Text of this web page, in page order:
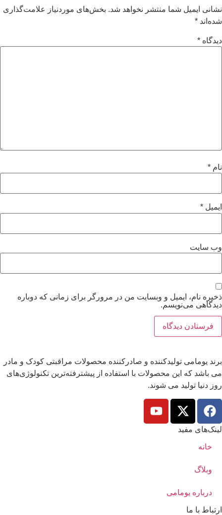
نشانی ایمیل شما منتشر نخواهد شد. بخش‌های موردنیاز علامت‌گذاری
شده‌اند *
دیدگاه *
نام *
ایمیل *
وب‌ سایت
ذخیره نام، ایمیل و وبسایت من در مرورگر برای زمانی که دوباره
دیدگاهی می‌نویسم.
برند یومامی تولیدکننده و صادرکننده محصولات مراقبتی کودک و مادر
می باشد که این محصولات با استفاده از پیشترفته‌ترین تکنولوژی‌های
روز دنیا تولید می شوند.
لینک‌های مفید
خانه
وبلاگ
درباره یومامی
ارتباط با ما